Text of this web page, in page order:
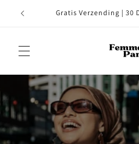
ンツに
Gratis Verzending | 30